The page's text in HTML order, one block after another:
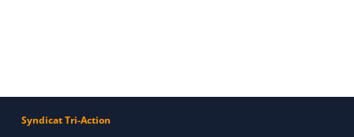
Syndicat Tri-Action